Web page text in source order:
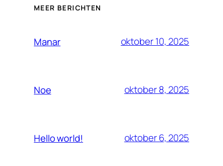
MEER BERICHTEN
Manar oktober 10, 2025
Noe oktober 8, 2025
Hello world! oktober 6, 2025